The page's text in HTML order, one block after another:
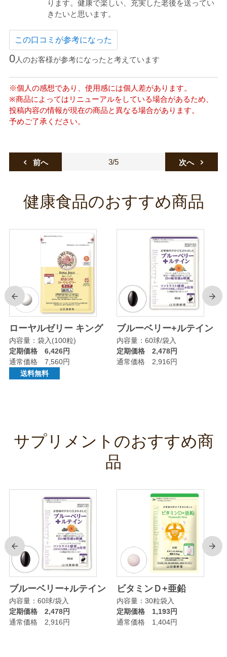
ります。健康で楽しい、充実した老後を送ってい
きたいと思います。
この口コミが参考になった
0人のお客様が参考になったと考えています
※個人の感想であり、使用感には個人差があります。
※商品によってはリニューアルをしている場合があるため、
投稿内容の情報が現在の商品と異なる場合があります。
予めご了承ください。
3/5
前へ 次へ
健康食品のおすすめ商品
前
ローヤルゼリー キング
内容量：袋入(100粒)
定期価格 6,426円
通常価格 7,560円
送料無料
ブルーベリー+ルテイン
内容量：60球/袋入
定期価格 2,478円
通常価格 2,916円
次
サプリメントのおすすめ商
品
前
ブルーベリー+ルテイン
内容量：60球/袋入
定期価格 2,478円
通常価格 2,916円
ビタミンＤ+亜鉛
内容量：30粒袋入
定期価格 1,193円
通常価格 1,404円
次